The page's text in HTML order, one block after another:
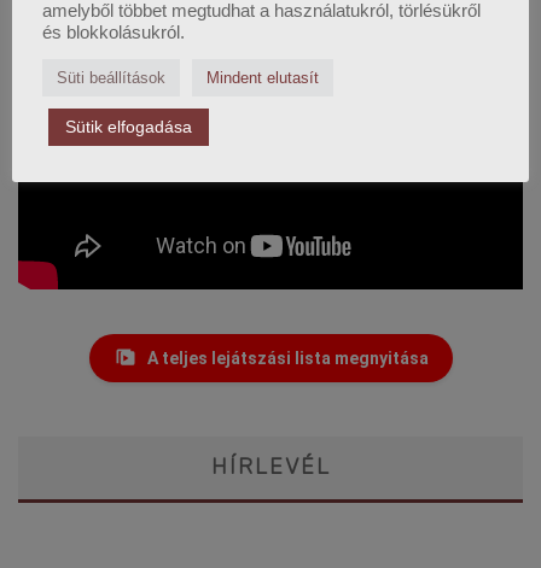
A teljes lejátszási lista megnyitása
HÍRLEVÉL
amelyből többet megtudhat a használatukról, törlésükről
és blokkolásukról.
Süti beállítások Mindent elutasít
Sütik elfogadása